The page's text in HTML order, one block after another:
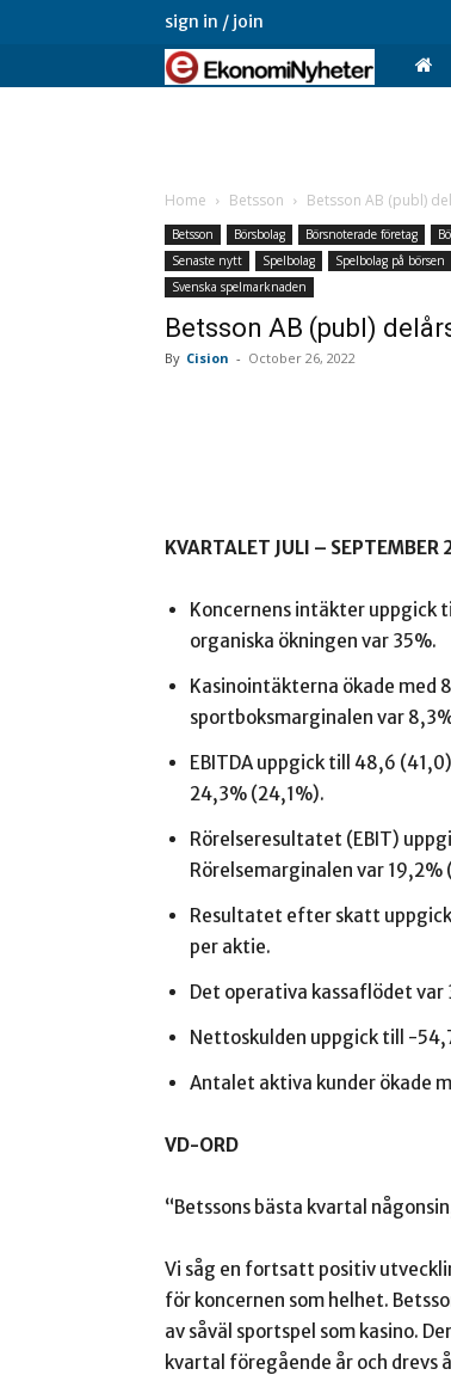
sign in / join
Home Betsson Betsson AB (publ)
Betsson Börsbolag Börsnoterade företag
Senaste nytt
Spelbolag Spelbolag på börsen
Svenska spelmarknaden
Betsson AB (publ)
By Cision - October 26, 2022
KVARTALET JULI – SEPTEMBER
Koncernens intäkter uppgick
organiska ökningen var 35%.
Kasinointäkterna ökade med
sportboksmarginalen var
EBITDA uppgick till 48,6
24,3% (24,1%).
Rörelseresultatet (EBIT)
Rörelsemarginalen var 19,2%
Resultatet efter skatt
per aktie.
Det operativa kassaflödet var
Nettoskulden uppgick till -
Antalet aktiva kunder ökade
VD-ORD
“Betssons bästa kvartal
Vi såg en fortsatt positiv
för koncernen som helhet.
av såväl sportspel som kasino.
kvartal föregående år och